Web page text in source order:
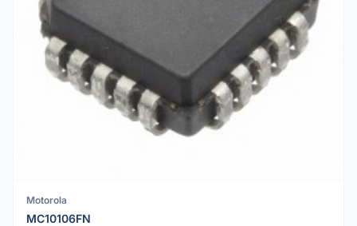
Motorola
MC10106FN